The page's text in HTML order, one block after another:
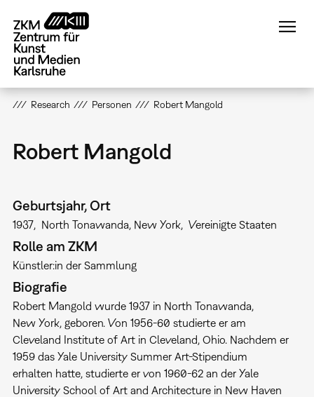
zum
Inhalt
Research Personen Robert Mangold
Robert Mangold
Geburtsjahr, Ort
1937 North Tonawanda, New York Vereinigte Staaten
Rolle am ZKM
Künstler:in der Sammlung
Biografie
Robert Mangold wurde 1937 in North Tonawanda,
New York, geboren. Von 1956-60 studierte er am
Cleveland Institute of Art in Cleveland, Ohio. Nachdem er
1959 das Yale University Summer Art-Stipendium
erhalten hatte, studierte er von 1960-62 an der Yale
University School of Art and Architecture in New Haven